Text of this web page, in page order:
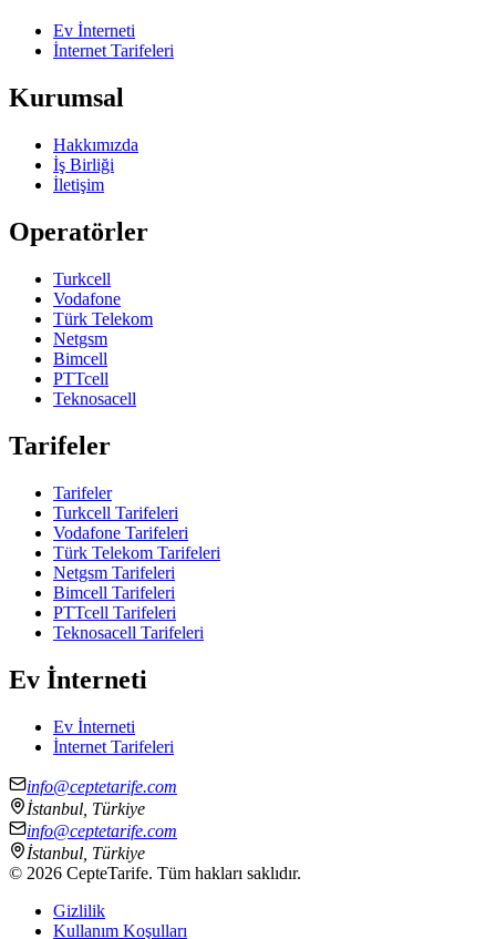
Ev İnterneti
İnternet Tarifeleri
Kurumsal
Hakkımızda
İş Birliği
İletişim
Operatörler
Turkcell
Vodafone
Türk Telekom
Netgsm
Bimcell
PTTcell
Teknosacell
Tarifeler
Tarifeler
Turkcell Tarifeleri
Vodafone Tarifeleri
Türk Telekom Tarifeleri
Netgsm Tarifeleri
Bimcell Tarifeleri
PTTcell Tarifeleri
Teknosacell Tarifeleri
Ev İnterneti
Ev İnterneti
İnternet Tarifeleri
info@ceptetarife.com
İstanbul, Türkiye
info@ceptetarife.com
İstanbul, Türkiye
© 2026 CepteTarife. Tüm hakları saklıdır.
Gizlilik
Kullanım Koşulları